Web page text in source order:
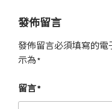
發佈留言
發佈留言必須填寫的電
示為*
留言*